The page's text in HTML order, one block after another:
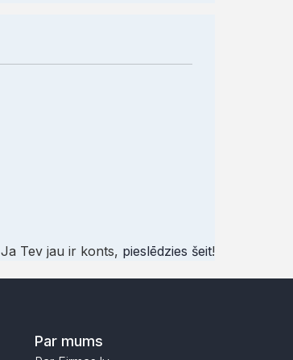
Ja Tev jau ir konts, pieslēdzies šeit!
Par mums